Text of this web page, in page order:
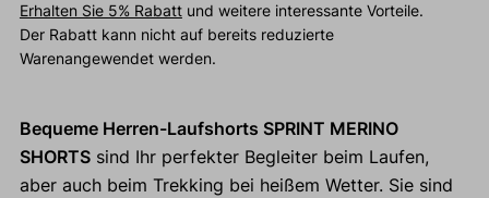
Erhalten Sie 5% Rabattund weitere interessante Vorteile.
Der Rabatt kann nicht auf bereits reduzierte
Warenangewendet werden.
Bequeme Herren-Laufshorts SPRINT MERINO
SHORTSsind Ihr perfekter Begleiter beim Laufen,
aber auch beim Trekking bei heißem Wetter. Sie sind